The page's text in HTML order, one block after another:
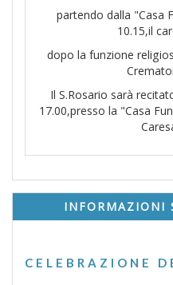
partendo dalla "Casa
10.15,il
dopo la funzione
Il S.Rosario sarà
17.00,presso la "Casa
INFORMAZIONI
CELEBRAZIONE